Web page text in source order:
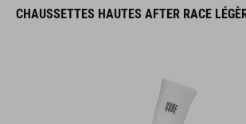
CHAUSSETTES HAUTES AFTER RACE